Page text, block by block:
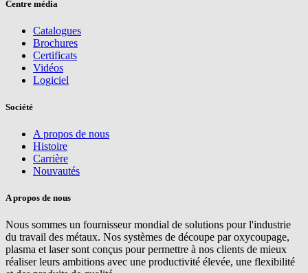
Centre média
Catalogues
Brochures
Certificats
Vidéos
Logiciel
Société
A propos de nous
Histoire
Carrière
Nouvautés
A propos de nous
Nous sommes un fournisseur mondial de solutions pour l'industrie
du travail des métaux. Nos systèmes de découpe par oxycoupage,
plasma et laser sont conçus pour permettre à nos clients de mieux
réaliser leurs ambitions avec une productivité élevée, une flexibilité